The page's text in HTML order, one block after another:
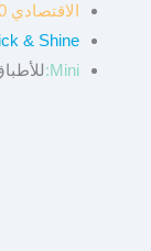
الاقتصادي 50°:
& Shine:
Mini: للأطباق